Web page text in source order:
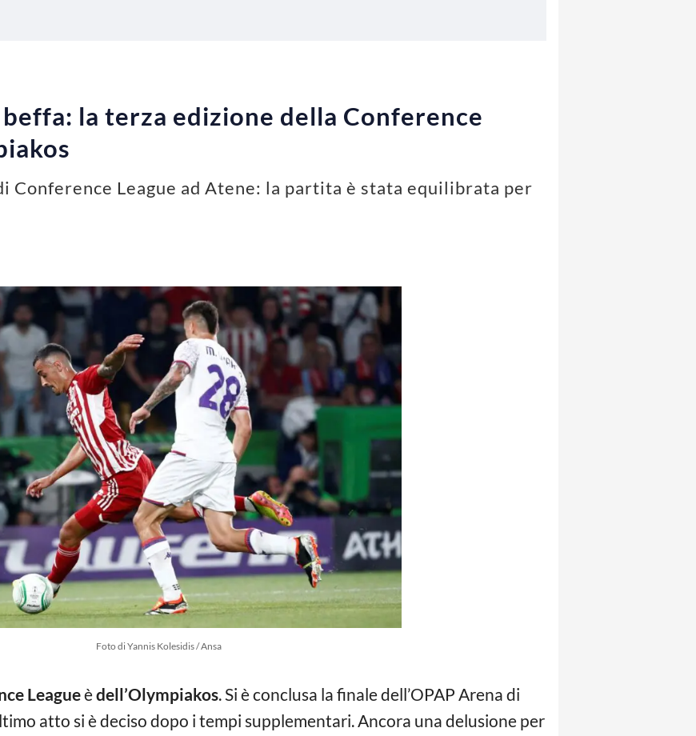
la terza edizione della Conference
Conference League ad Atene: la partita è stata equilibrata per
Foto di Yannis Kolesidis / Ansa
Leagueèdell’Olympiakos. Si è conclusa la finale dell’OPAP Arena di
atto si è deciso dopo i tempi supplementari. Ancora una delusione per